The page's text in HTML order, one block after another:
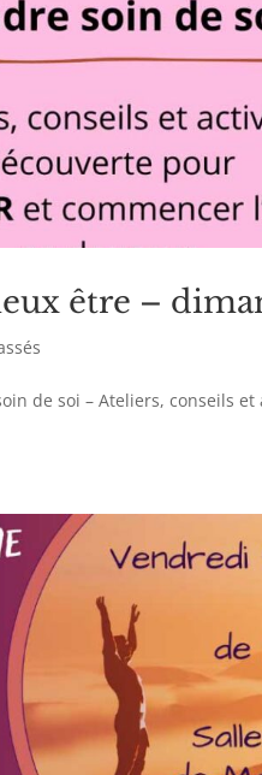
être –
de soi – Ateliers, conseils